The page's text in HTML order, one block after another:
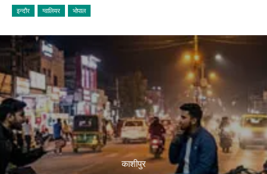
इन्दौर ग्वालियर भोपाल
काशीपुर